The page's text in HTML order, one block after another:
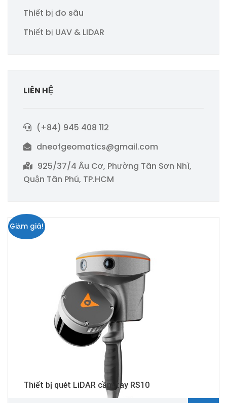
Thiết bị đo sâu
Thiết bị UAV & LIDAR
LIÊN HỆ
(+84) 945 408 112
dneofgeomatics@gmail.com
925/37/4 Âu Cơ, Phường Tân Sơn Nhì,
Quận Tân Phú, TP.HCM
Giảm giá!
Thiết bị quét LiDAR cầm tay RS10